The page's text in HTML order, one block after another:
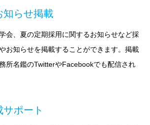
知らせ掲載
会、夏の定期採用に関するお知らせなど採
お知らせを掲載することができます。掲載
所名鑑のTwitterやFacebookでも配信され
ポート